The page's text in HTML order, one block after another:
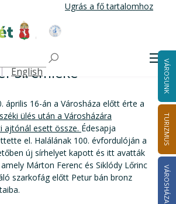
Ugrás a fő tartalomhoz
Honlapja
English VÁROSUNK
TURIZMUS
VÁROSHÁZA
síremléke
április 16-án a Városháza előtt érte a
ülés után a Városházára
ajtónál esett össze. Édesapja
el. Halálának 100. évfordulóján a
új sírhelyet kapott és itt avatták
Márton Ferenc és Siklódy Lőrinc
szarkofág előtt Petur bán bronz